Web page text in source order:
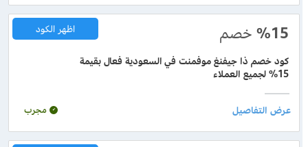
%15 خصم
كود خصم ذا جيفنغ موفمنت في السعودية فعال بقيمة
15% لجميع العملاء
اظهر الكود
مجرب